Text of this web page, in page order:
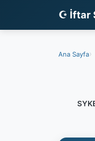
☪ İftar
Ana Sayfa